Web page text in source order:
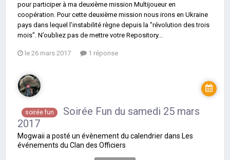
pour participer à ma deuxième mission Multijoueur en
coopération. Pour cette deuxième mission nous irons en Ukraine
pays dans lequel l’instabilité règne depuis la "révolution des trois
mois". N’oubliez pas de mettre votre Repository...
le 26 mars 2017 1 réponse
soirée fun
Soirée Fun du samedi 25 mars
2017
Mogwaii a posté un évènement du calendrier dans Les
événements du Clan des Officiers